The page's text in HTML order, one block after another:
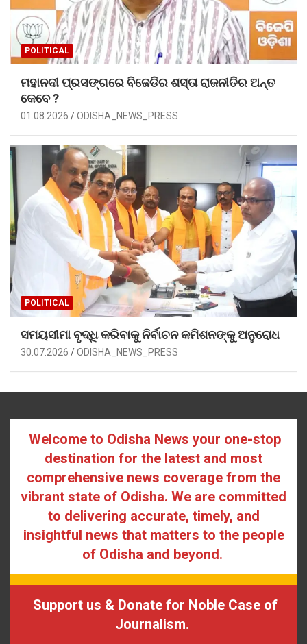
POLITICAL
ମହାନଦୀ ପ୍ରସଙ୍ଗରେ ବିଜେଡିର ଶସ୍ତା ରାଜନୀତିର ଅନ୍ତ
କେବେ ?
01.08.2026 ODISHA_NEWS_PRESS
POLITICAL
ସମୟସୀମା ବୃଦ୍ଧି କରିବାକୁ ନିର୍ବାଚନ କମିଶନଙ୍କୁ ଅନୁରୋଧ
30.07.2026 ODISHA_NEWS_PRESS
Welcome to Odisha News your one-stop
destination for the latest and most
comprehensive news coverage from the
vibrant state of Odisha. We are committed
to delivering accurate, timely, and
insightful news that matters to the people
of Odisha and beyond.
Support us & Donate for Noble Case of
Journalism.